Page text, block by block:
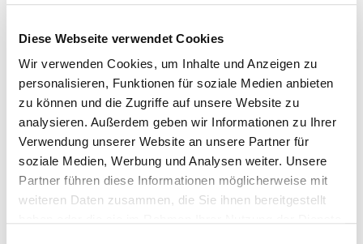
Diese Webseite verwendet Cookies
Wir verwenden Cookies, um Inhalte und Anzeigen zu
personalisieren, Funktionen für soziale Medien anbieten
zu können und die Zugriffe auf unsere Website zu
analysieren. Außerdem geben wir Informationen zu Ihrer
Verwendung unserer Website an unsere Partner für
soziale Medien, Werbung und Analysen weiter. Unsere
Partner führen diese Informationen möglicherweise mit
weiteren Daten zusammen, die Sie ihnen bereitgestellt
Echtlack Premium matt Weiß (ähnl. RAL 9010)
Normtür, rundTürelement, Röhrenspanplatte
Echtlack Premium matt – Eleganz in
PerfektionAkzente setzen mit makelloser
Oberfläche.
Echtlack Premium steht für eine besonders edle und